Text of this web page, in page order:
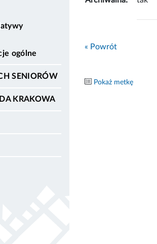
ogólne
SENIORÓW
KRAKOWA
« Powrót
Pokaż metkę